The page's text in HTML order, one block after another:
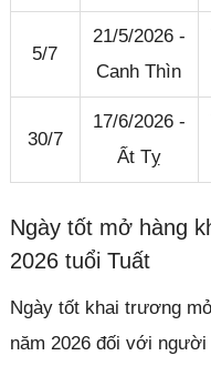
5/7
21/5/2026 -
Canh Thìn
30/7
17/6/2026 -
Ất Tỵ
Ngày tốt mở hàng
2026 tuổi Tuất
Ngày tốt khai trương
năm 2026 đối với người